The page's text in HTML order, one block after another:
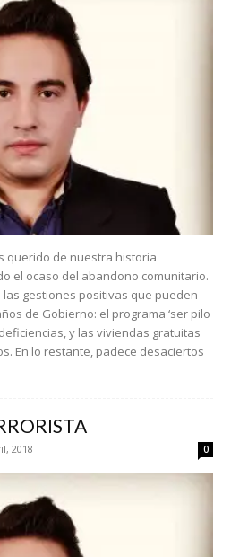
querido de nuestra historia
el ocaso del abandono comunitario.
gestiones positivas que pueden
de Gobierno: el programa ‘ser pilo
y las viviendas gratuitas
En lo restante, padece desaciertos
2018 0